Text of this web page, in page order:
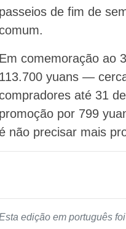
passeios de fim de
Em comemoração ao
113.700 yuans —
até 31
promoção por 799
não precisar mais
edição em português